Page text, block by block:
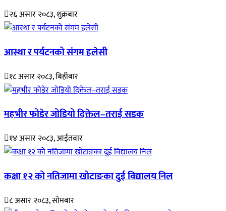
२६ असार २०८३, शुक्रबार
आस्था र पर्यटनको संगम हलेसी
१८ असार २०८३, बिहीबार
महभीर फोडेर जोडियो दिक्तेल–तराई सडक
१४ असार २०८३, आईतवार
कक्षा १२ को नतिजामा खोटाङका दुई विद्यालय निल
८ असार २०८३, सोमबार